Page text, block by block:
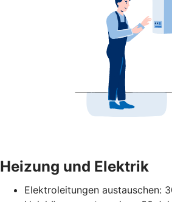
Heizung und Elektrik
Elektroleitungen austauschen: